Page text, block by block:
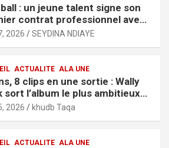
: un jeune talent signe son
contrat professionnel avec
2026 SEYDINA NDIAYE
ACTUALITE ALA UNE
8 clips en une sortie : Wally
sort l’album le plus ambitieux
carrière, « It’s Only Love »
2026 khudb Taqa
ACTUALITE ALA UNE